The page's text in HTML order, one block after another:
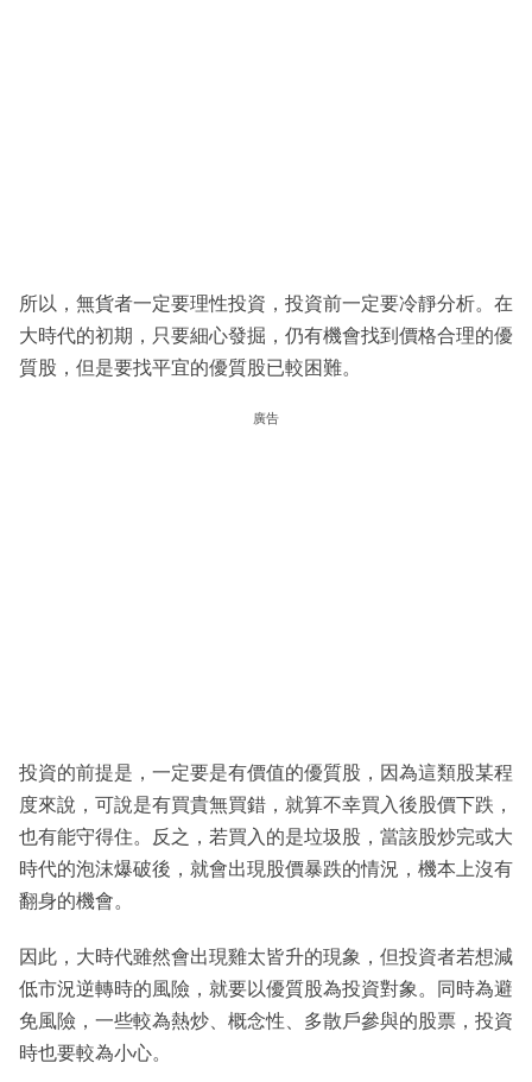
所以，無貨者一定要理性投資，投資前一定要冷靜分析。在
大時代的初期，只要細心發掘，仍有機會找到價格合理的優
質股，但是要找平宜的優質股已較困難。
廣告
投資的前提是，一定要是有價值的優質股，因為這類股某程
度來說，可說是有買貴無買錯，就算不幸買入後股價下跌，
也有能守得住。反之，若買入的是垃圾股，當該股炒完或大
時代的泡沫爆破後，就會出現股價暴跌的情況，機本上沒有
翻身的機會。
因此，大時代雖然會出現雞太皆升的現象，但投資者若想減
低市況逆轉時的風險，就要以優質股為投資對象。同時為避
免風險，一些較為熱炒、概念性、多散戶參與的股票，投資
時也要較為小心。